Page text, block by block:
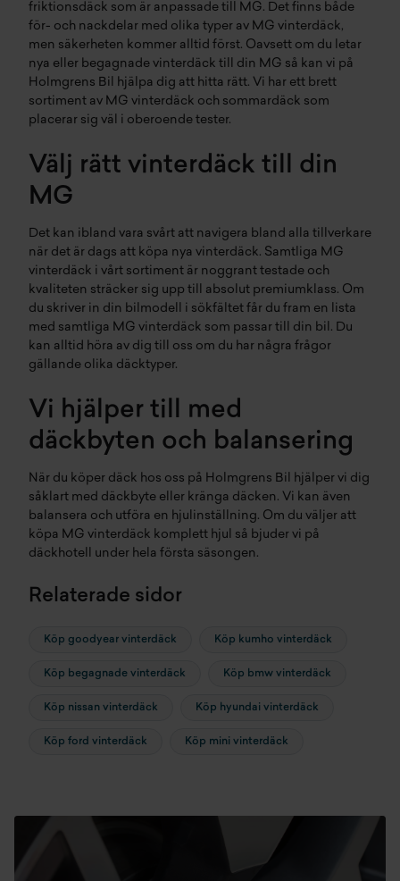
friktionsdäck som är anpassade till MG. Det finns både
för- och nackdelar med olika typer av MG vinterdäck,
men säkerheten kommer alltid först. Oavsett om du letar
nya eller begagnade vinterdäck till din MG så kan vi på
Holmgrens Bil hjälpa dig att hitta rätt. Vi har ett brett
sortiment av MG vinterdäck och sommardäck som
placerar sig väl i oberoende tester.
Välj rätt vinterdäck till din
MG
Det kan ibland vara svårt att navigera bland alla tillverkare
när det är dags att köpa nya vinterdäck. Samtliga MG
vinterdäck i vårt sortiment är noggrant testade och
kvaliteten sträcker sig upp till absolut premiumklass. Om
du skriver in din bilmodell i sökfältet får du fram en lista
med samtliga MG vinterdäck som passar till din bil. Du
kan alltid höra av dig till oss om du har några frågor
gällande olika däcktyper.
Vi hjälper till med
däckbyten och balansering
När du köper däck hos oss på Holmgrens Bil hjälper vi dig
såklart med däckbyte eller kränga däcken. Vi kan även
balansera och utföra en hjulinställning. Om du väljer att
köpa MG vinterdäck komplett hjul så bjuder vi på
däckhotell under hela första säsongen.
Relaterade sidor
Köp goodyear vinterdäck Köp kumho vinterdäck
Köp begagnade vinterdäck Köp bmw vinterdäck
Köp nissan vinterdäck Köp hyundai vinterdäck
Köp ford vinterdäck Köp mini vinterdäck